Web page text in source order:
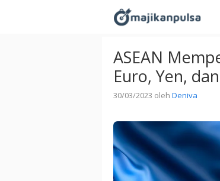
ASEAN
Euro, Yen,
30/03/2023 oleh Deniva